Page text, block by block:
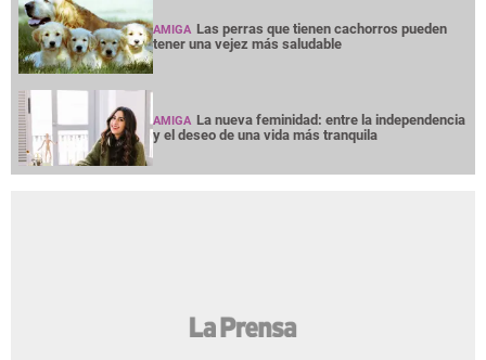
AMIGA Las perras que tienen cachorros pueden
tener una vejez más saludable
AMIGA La nueva feminidad: entre la independencia
y el deseo de una vida más tranquila